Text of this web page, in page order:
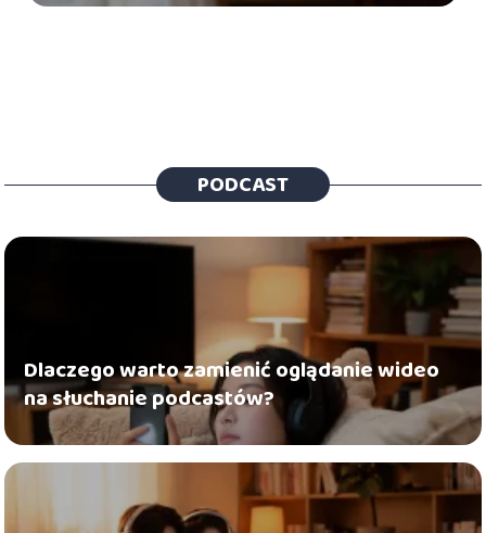
PODCAST
Dlaczego warto zamienić oglądanie wideo
na słuchanie podcastów?